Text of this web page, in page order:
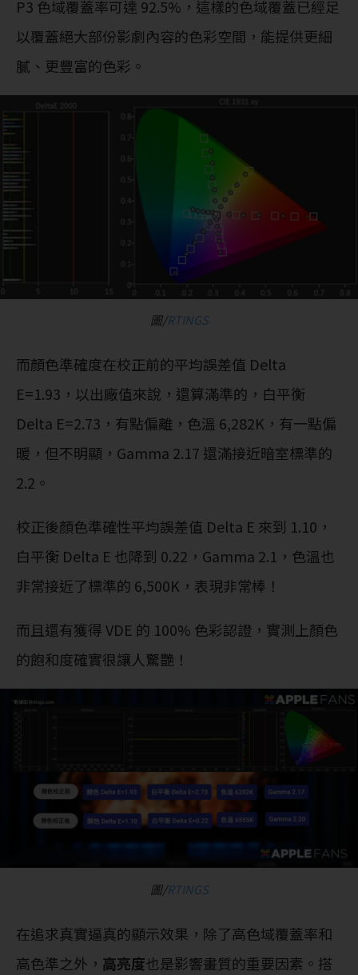
P3 色域覆蓋率可達 92.5%，這樣的色域覆蓋已經足
以覆蓋絕大部份影劇內容的色彩空間，能提供更細
膩、更豐富的色彩。
圖/RTINGS
而顏色準確度在校正前的平均誤差值 Delta
E=1.93，以出廠值來說，還算滿準的，白平衡
Delta E=2.73，有點偏離，色溫 6,282K，有一點偏
暖，但不明顯，Gamma 2.17 還滿接近暗室標準的
2.2。
校正後顏色準確性平均誤差值 Delta E 來到 1.10，
白平衡 Delta E 也降到 0.22，Gamma 2.1，色溫也
非常接近了標準的 6,500K，表現非常棒！
而且還有獲得 VDE 的 100% 色彩認證，實測上顏色
的飽和度確實很讓人驚艷！
圖/RTINGS
在追求真實逼真的顯示效果，除了高色域覆蓋率和
高色準之外， 高亮度也是影響畫質的重要因素。搭